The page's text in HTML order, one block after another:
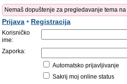
Nemaš dopuštenje za pregledavanje tema
Prijava • Registracija
Korisničko
ime:
Zaporka:
Automatsko prijavljivanje
Sakrij moj online status